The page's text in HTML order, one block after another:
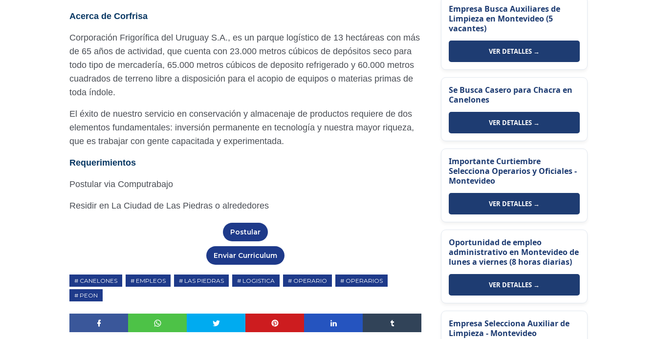
Acerca de Corfrisa
Corporación Frigorífica del Uruguay S.A., es un parque logístico de 13 hectáreas con más
de 65 años de actividad, que cuenta con 23.000 metros cúbicos de depósitos seco para
todo tipo de mercadería, 65.000 metros cúbicos de deposito refrigerado y 60.000 metros
cuadrados de terreno libre a disposición para el acopio de equipos o materias primas de
toda índole.
El éxito de nuestro servicio en conservación y almacenaje de productos requiere de dos
elementos fundamentales: inversión permanente en tecnología y nuestra mayor riqueza,
que es trabajar con gente capacitada y experimentada.
Requerimientos
Postular via Computrabajo
Residir en La Ciudad de Las Piedras o alrededores
Postular
Enviar Curriculum
CANELONES EMPLEOS LAS PIEDRAS LOGISTICA OPERARIO
OPERARIOS
PEON
Empresa Busca Auxiliares de
Limpieza en Montevideo (5
vacantes)
VER DETALLES →
Se Busca Casero para Chacra en
Canelones
VER DETALLES →
Importante Curtiembre
Selecciona Operarios y Oficiales -
Montevideo
VER DETALLES →
Oportunidad de empleo
administrativo en Montevideo de
lunes a viernes (8 horas diarias)
VER DETALLES →
Empresa Selecciona Auxiliar de
Limpieza - Montevideo